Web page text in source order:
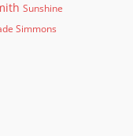
Sunshine
Simmons